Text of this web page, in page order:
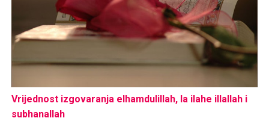
Vrijednost izgovaranja elhamdulillah, la ilahe illallah i
subhanallah